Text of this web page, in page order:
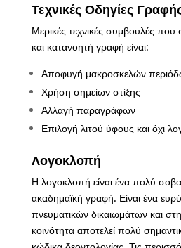
Τεχνικές Οδηγίες
Μερικές τεχνικές συμβουλές
και κατανοητή γραφή είναι:
Αποφυγή μακροσκελών
Χρήση σημείων στίξης
Αλλαγή παραγράφων
Επιλογή λιτού ύφους και όχι
Λογοκλοπή
Η λογοκλοπή είναι ένα πολύ
ακαδημαϊκή γραφή. Είναι ένα
πνευματικών δικαιωμάτων και
κοινότητα αποτελεί πολύ